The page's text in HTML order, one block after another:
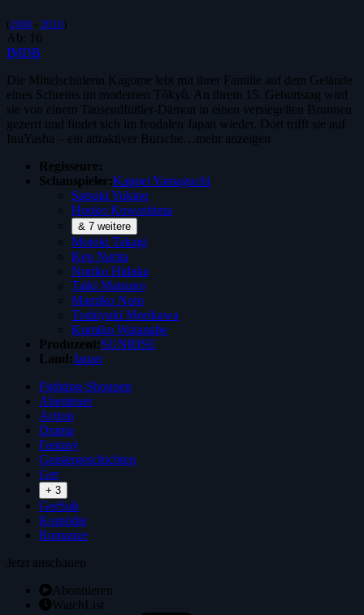
(2000 - 2010 )
Ab: 16
IMDB
Die Mittelschülerin Kagome lebt mit ihrer Familie auf dem Gelände
eines Schreins im modernen Tôkyô. An ihrem 15. Geburtstag wird
sie von einem Tausendfüßler-Dämon in einen versiegelten Brunnen
gezerrt und findet sich im feudalen Japan wieder. Dort trifft sie auf
InuYasha – ein attraktiver Bursche…mehr anzeigen
Regisseure:
Schauspieler:Kappei Yamaguchi
Satsuki Yukino
Houko Kuwashima
& 7 weitere
Motoki Takagi
Ken Narita
Noriko Hidaka
Taiki Matsuno
Mamiko Noto
Toshiyuki Morikawa
Kumiko Watanabe
Produzent:SUNRISE
Land:Japan
Fighting-Shounen
Abenteuer
Action
Drama
Fantasy
Geistergeschichten
Ger
+ 3
GerSub
Komödie
Romanze
Jetzt anschauen
Abonnieren
WatchList